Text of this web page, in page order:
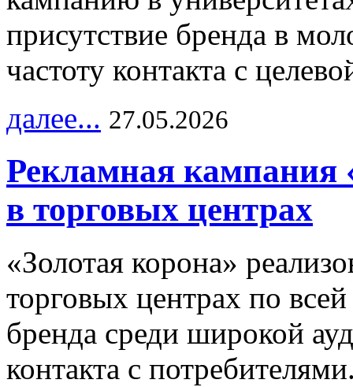
присутствие бренда в
частоту контакта с
далее... 27.05.2026
Рекламная кампания
в торговых центрах
«Золотая корона»
торговых центрах по
бренда среди широкой
контакта с